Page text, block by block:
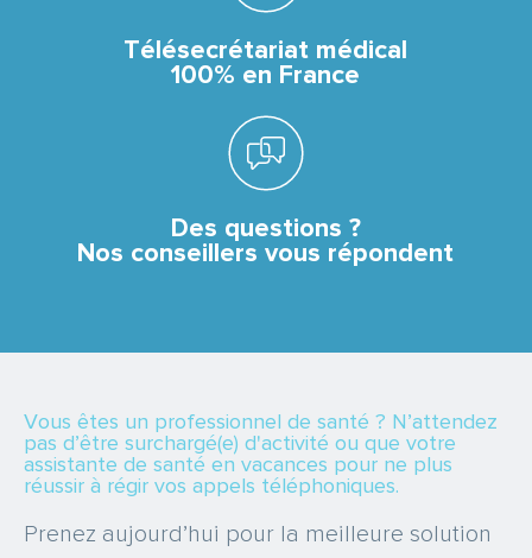
Télésecrétariat médical
100% en France
Des questions ?
Nos conseillers vous répondent
Vous êtes un professionnel de santé ? N’attendez
pas d’être surchargé(e) d'activité ou que votre
assistante de santé en vacances pour ne plus
réussir à régir vos appels téléphoniques.
Prenez aujourd’hui pour la meilleure solution
Espace abonné
SERVICE & APPEL GRATUIT